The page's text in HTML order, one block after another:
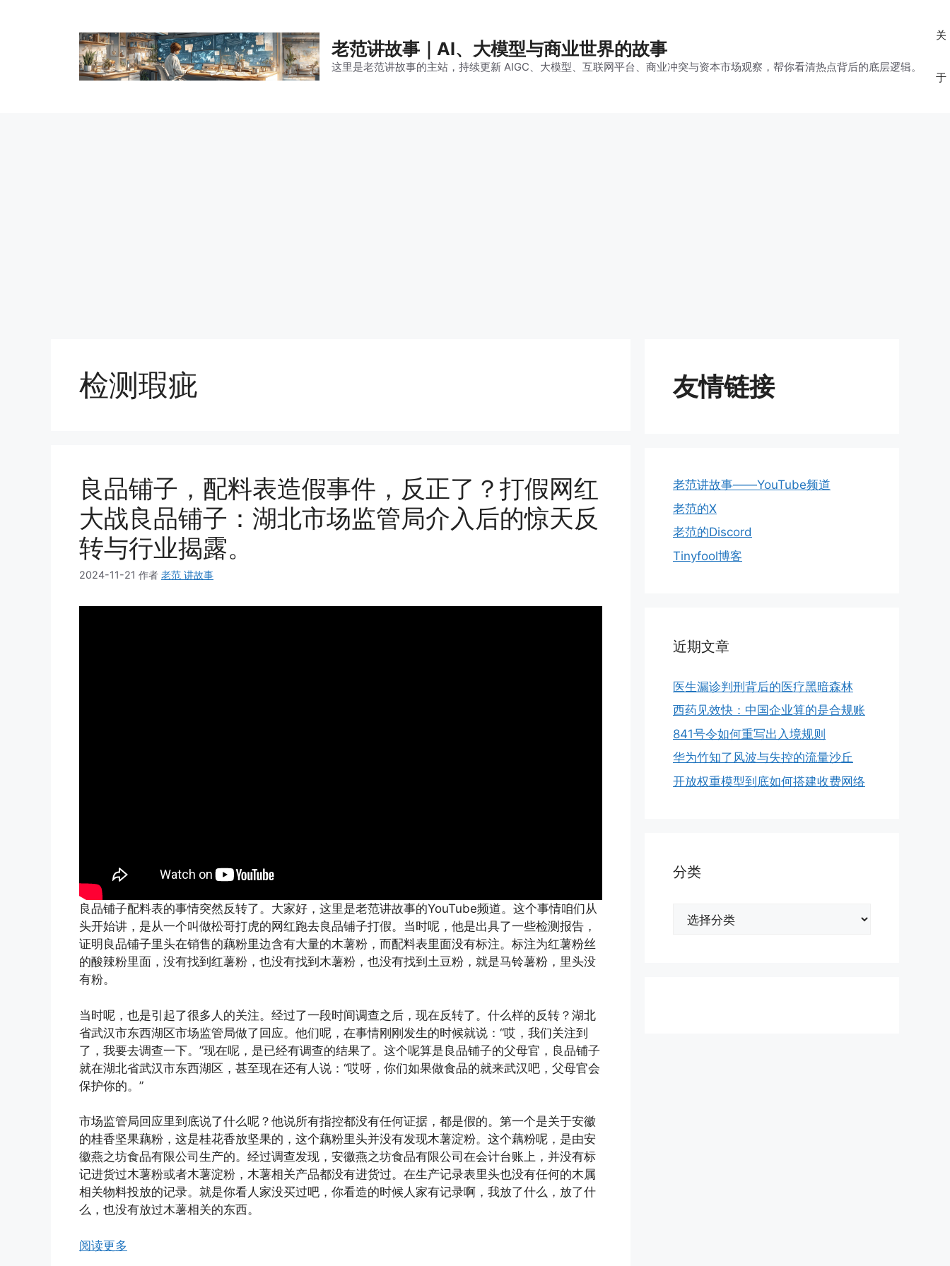
老范讲故事｜AI、大模型与商业世界的故事
这里是老范讲故事的主站，持续更新 AIGC、大模型、互联网平台、商业冲突与资本市场观察，帮你看清热点背后的底层逻辑。
关
于
检测瑕疵
良品铺子，配料表造假事件，反正了？打假网红
大战良品铺子：湖北市场监管局介入后的惊天反
转与行业揭露。
2024-11-21 作者 老范 讲故事
良品铺子配料表的事情突然反转了。大家好，这里是老范讲故事的YouTube频道。这个事情咱们从
头开始讲，是从一个叫做松哥打虎的网红跑去良品铺子打假。当时呢，他是出具了一些检测报告，
证明良品铺子里头在销售的藕粉里边含有大量的木薯粉，而配料表里面没有标注。标注为红薯粉丝
的酸辣粉里面，没有找到红薯粉，也没有找到木薯粉，也没有找到土豆粉，就是马铃薯粉，里头没
有粉。
当时呢，也是引起了很多人的关注。经过了一段时间调查之后，现在反转了。什么样的反转？湖北
省武汉市东西湖区市场监管局做了回应。他们呢，在事情刚刚发生的时候就说：“哎，我们关注到
了，我要去调查一下。”现在呢，是已经有调查的结果了。这个呢算是良品铺子的父母官，良品铺子
就在湖北省武汉市东西湖区，甚至现在还有人说：“哎呀，你们如果做食品的就来武汉吧，父母官会
保护你的。”
市场监管局回应里到底说了什么呢？他说所有指控都没有任何证据，都是假的。第一个是关于安徽
的桂香坚果藕粉，这是桂花香放坚果的，这个藕粉里头并没有发现木薯淀粉。这个藕粉呢，是由安
徽燕之坊食品有限公司生产的。经过调查发现，安徽燕之坊食品有限公司在会计台账上，并没有标
记进货过木薯粉或者木薯淀粉，木薯相关产品都没有进货过。在生产记录表里头也没有任何的木属
相关物料投放的记录。就是你看人家没买过吧，你看造的时候人家有记录啊，我放了什么，放了什
么，也没有放过木薯相关的东西。
阅读更多
友情链接
老范讲故事——YouTube频道
老范的X
老范的Discord
Tinyfool博客
近期文章
医生漏诊判刑背后的医疗黑暗森林
西药见效快：中国企业算的是合规账
841号令如何重写出入境规则
华为竹知了风波与失控的流量沙丘
开放权重模型到底如何搭建收费网络
分类